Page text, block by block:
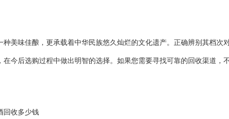
味佳酿，更承载着中华民族悠久灿烂的文化遗产。正确辨别其档次
在今后选购过程中做出明智的选择。如果您需要寻找可靠的回收渠道，
回收多少钱